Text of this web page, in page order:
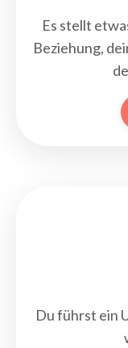
Es stellt
Beziehung,
Du führst ein